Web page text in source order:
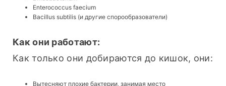
Enterococcus faecium
Bacillus subtilis (и другие спорообразователи)
Как они работают:
Как только они добираются до кишок, они:
Вытесняют плохие бактерии, занимая место